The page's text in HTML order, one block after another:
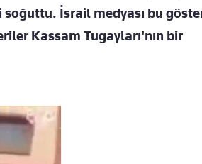
İsrail medyası bu
Kassam Tugayları'nın bir